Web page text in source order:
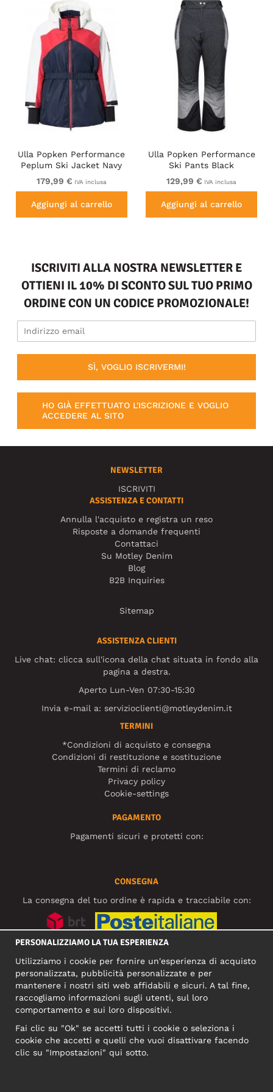
Ulla Popken Performance
Peplum Ski Jacket Navy
179,99 € IVA inclusa
Aggiungi al carrello
Ulla Popken Performance
Ski Pants Black
129,99 € IVA inclusa
Aggiungi al carrello
ISCRIVITI ALLA NOSTRA NEWSLETTER E
OTTIENI IL 10% DI SCONTO SUL TUO PRIMO
ORDINE CON UN CODICE PROMOZIONALE!
SÌ, VOGLIO ISCRIVERMI!
HO GIÀ EFFETTUATO L'ISCRIZIONE E VOGLIO
ACCEDERE AL SITO
NEWSLETTER
ISCRIVITI
ASSISTENZA E CONTATTI
Annulla l'acquisto e registra un reso
Risposte a domande frequenti
Contattaci
Su Motley Denim
Blog
B2B Inquiries
Sitemap
ASSISTENZA CLIENTI
Live chat: clicca sull'icona della chat situata in fondo alla
pagina a destra.
Aperto Lun-Ven 07:30-15:30
Invia e-mail a: servizioclienti@motleydenim.it
TERMINI
*Condizioni di acquisto e consegna
Condizioni di restituzione e sostituzione
Termini di reclamo
Privacy policy
Cookie-settings
PAGAMENTO
Pagamenti sicuri e protetti con:
CONSEGNA
La consegna del tuo ordine è rapida e tracciabile con:
INDIRIZZO COMMERCIALE
Narva mnt 5, EE-10117 Tallinn
Reg: 12356245
PERSONALIZZIAMO LA TUA ESPERIENZA
Utilizziamo i cookie per fornire un'esperienza di acquisto
personalizzata, pubblicità personalizzate e per
mantenere i nostri siti web affidabili e sicuri. A tal fine,
raccogliamo informazioni sugli utenti, sul loro
comportamento e sui loro dispositivi.
Fai clic su "Ok" se accetti tutti i cookie o seleziona i
cookie che accetti e quelli che vuoi disattivare facendo
clic su "Impostazioni" qui sotto.